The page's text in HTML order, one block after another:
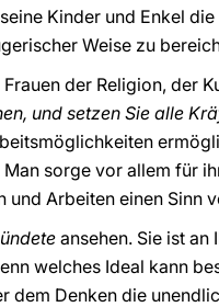
Kinder und Enkel
Weise zu
der Religion, der
und setzen Sie alle
sorge vor allem für
und Arbeiten einen Sinn
ansehen. Sie ist
welches Ideal kann
dem Denken die